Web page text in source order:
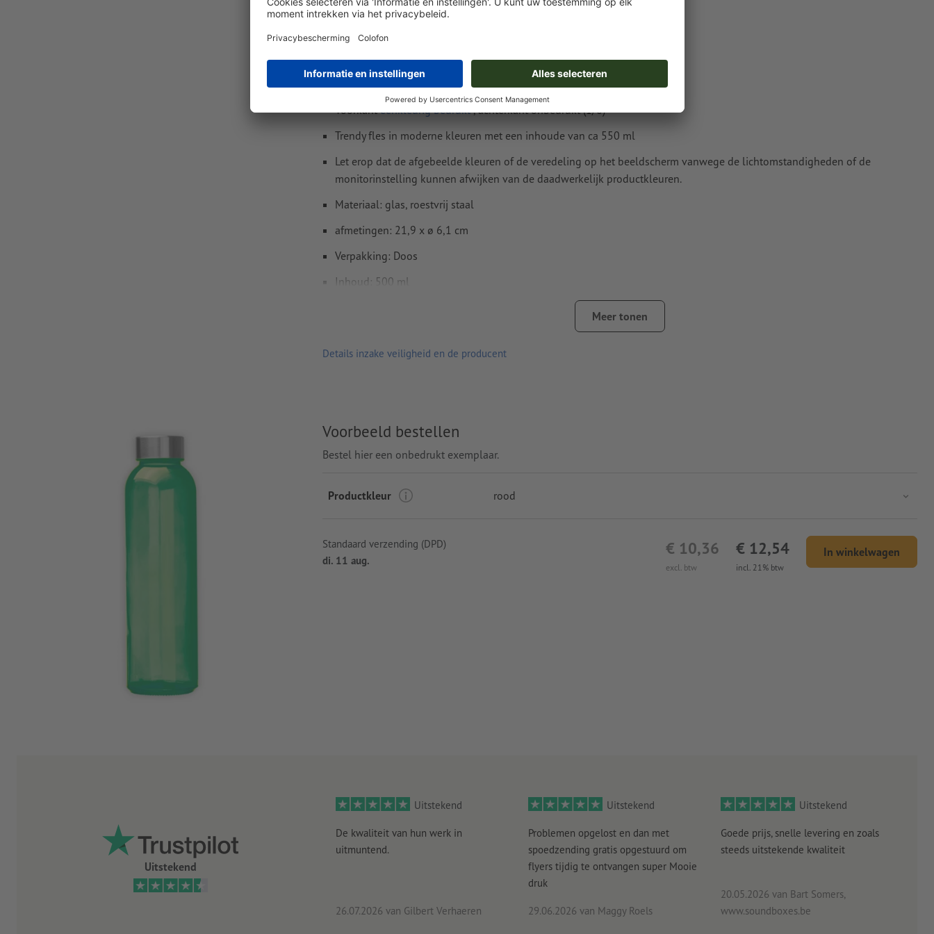
Meer informatie en tips over
functie.
Spel- en zetfoutenworden door ons niet gecontroleerd
Hoe maak ik afdrukgegevens correct?
Productdetails
Voorkanteenkleurig bedrukt, achterkant onbedrukt (1/0)
Trendy fles in moderne kleuren met een inhoude van ca 550 ml
Let erop dat de afgebeelde kleuren of de veredeling op het beeldscherm vanwege de lichtomstandigheden of de
monitorinstelling kunnen afwijken van de daadwerkelijk productkleuren.
Materiaal: glas, roestvrij staal
afmetingen: 21,9 x ø 6,1 cm
Verpakking: Doos
Inhoud: 500 ml
Meer tonen
Details inzake veiligheid en de producent
Voorbeeld bestellen
Bestel hier een onbedrukt exemplaar.
Productkleur rood
excl. btw
€ 10,36
incl. 21% btw
€ 12,54 In winkelwagen
Standaard verzending (DPD)
di. 11 aug.
Uitstekend
Uitstekend
De kwaliteit van hun werk in
uitmuntend.
26.07.2026 van Gilbert Verhaeren
Uitstekend
Problemen opgelost en dan met
spoedzending gratis opgestuurd om
flyers tijdig te ontvangen super Mooie
druk
29.06.2026 van Maggy Roels
Uitstekend
Goede prijs, snelle levering en zoals
steeds uitstekende kwaliteit
20.05.2026 van Bart Somers,
www.soundboxes.be